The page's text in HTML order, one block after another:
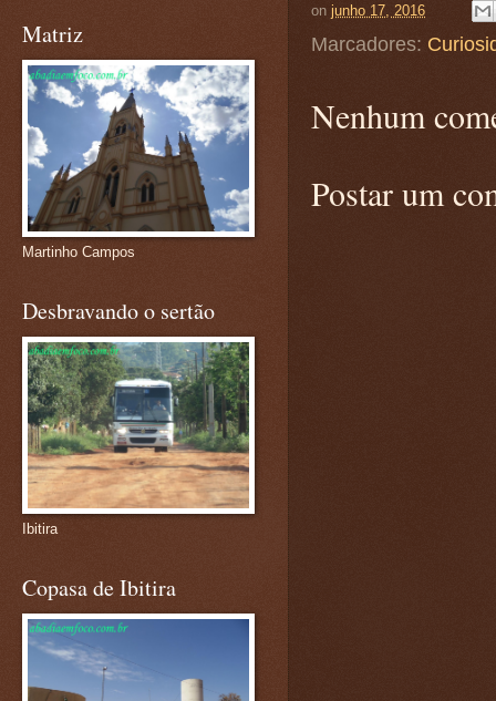
on junho 17, 2016
Marcadores:
Nenhum
Postar um
Matriz
Martinho Campos
Desbravando o sertão
Ibitira
Copasa de Ibitira